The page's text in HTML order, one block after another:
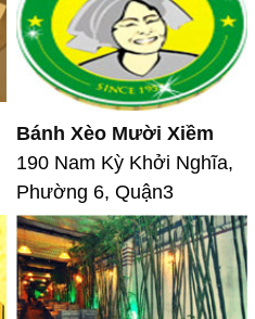
Bánh Xèo Mười Xiềm
190 Nam Kỳ Khởi Nghĩa,
Phường 6, Quận3